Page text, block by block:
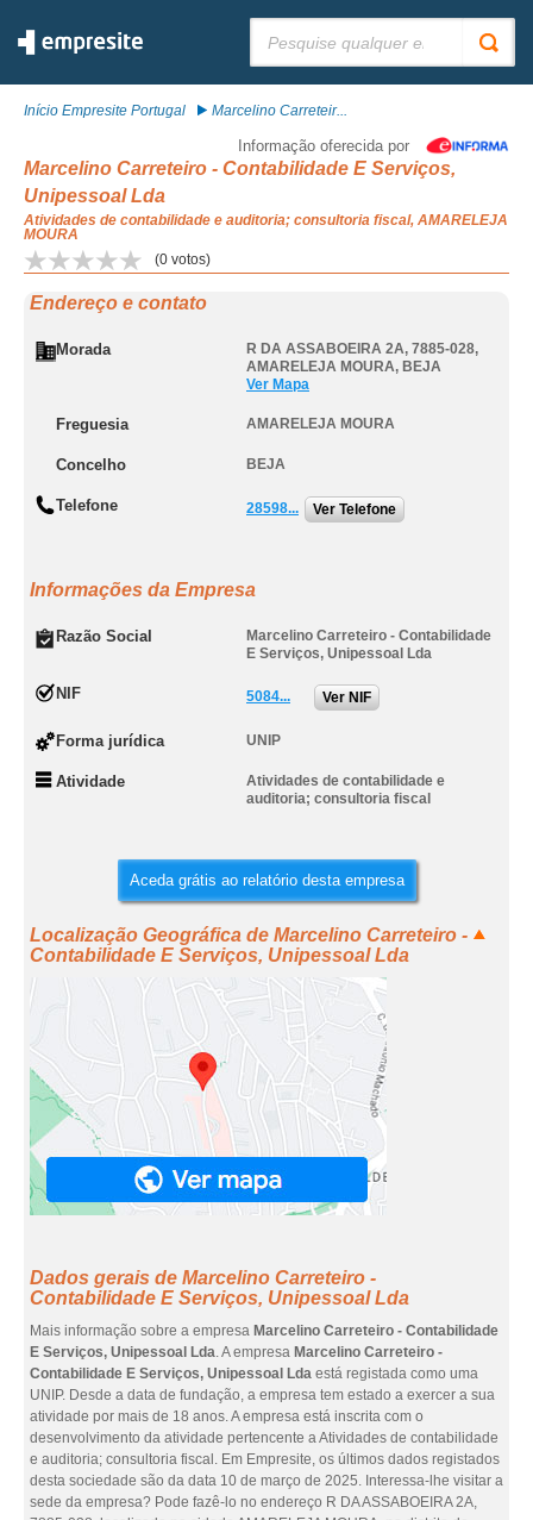
Início Empresite Portugal Marcelino Carreteir...
Informação oferecida por
Marcelino Carreteiro - Contabilidade E Serviços,
Unipessoal Lda
Atividades de contabilidade e auditoria; consultoria fiscal, AMARELEJA
MOURA
(0 votos)
Endereço e contato
Morada R DA ASSABOEIRA 2A, 7885-028,
AMARELEJA MOURA, BEJA
Ver Mapa
Freguesia AMARELEJA MOURA
Concelho BEJA
Telefone 28598... Ver Telefone
Informações da Empresa
Razão Social
Marcelino Carreteiro - Contabilidade
E Serviços, Unipessoal Lda
NIF 5084... Ver NIF
Forma jurídica UNIP
Atividade
Atividades de contabilidade e
auditoria; consultoria fiscal
Aceda grátis ao relatório desta empresa
Localização Geográfica de Marcelino Carreteiro -
Contabilidade E Serviços, Unipessoal Lda
Dados gerais de Marcelino Carreteiro -
Contabilidade E Serviços, Unipessoal Lda
Mais informação sobre a empresa Marcelino Carreteiro - Contabilidade
E Serviços, Unipessoal Lda. A empresa Marcelino Carreteiro -
Contabilidade E Serviços, Unipessoal Lda está registada como uma
UNIP. Desde a data de fundação, a empresa tem estado a exercer a sua
atividade por mais de 18 anos. A empresa está inscrita com o
desenvolvimento da atividade pertencente a Atividades de contabilidade
e auditoria; consultoria fiscal. Em Empresite, os últimos dados registados
desta sociedade são da data 10 de março de 2025. Interessa-lhe visitar a
sede da empresa? Pode fazê-lo no endereço R DA ASSABOEIRA 2A,